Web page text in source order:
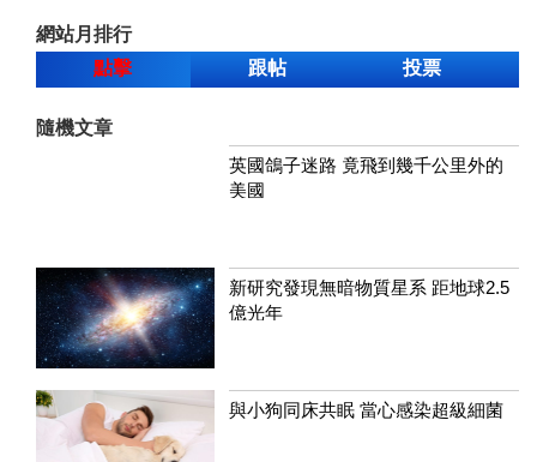
網站月排行
點擊
跟帖 投票
隨機文章
英國鴿子迷路 竟飛到幾千公里外的
美國
新研究發現無暗物質星系 距地球2.5
億光年
與小狗同床共眠 當心感染超級細菌